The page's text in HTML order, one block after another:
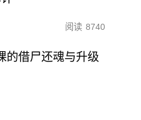
阅读 8740
的借尸还魂与升级